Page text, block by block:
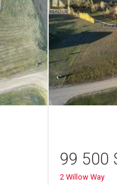
99 500
2 Willow Way